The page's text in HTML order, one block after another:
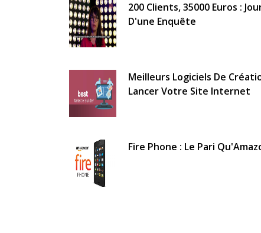
200 Clients, 35000 Euros :
D'une Enquête
Meilleurs Logiciels De
Lancer Votre Site Internet
Fire Phone : Le Pari